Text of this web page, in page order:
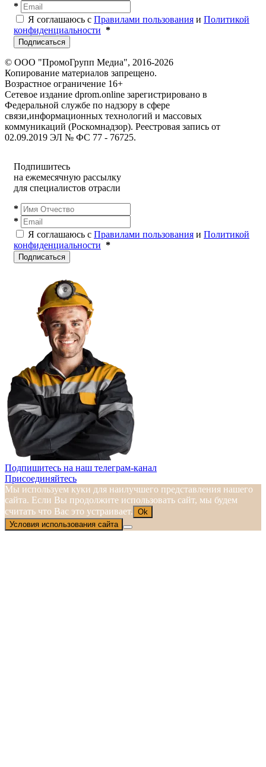
*
Я соглашаюсь с Правилами пользования и Политикой
конфиденциальности *
Подписаться
© ООО "ПромоГрупп Медиа", 2016-2026
Копирование материалов запрещено.
Возрастное ограничение 16+
Сетевое издание dprom.online зарегистрировано в
Федеральной службе по надзору в сфере
связи,информационных технологий и массовых
коммуникаций (Роскомнадзор). Реестровая запись от
02.09.2019 ЭЛ № ФС 77 - 76725.
Подпишитесь
на ежемесячную рассылку
для специалистов отрасли
*
*
Я соглашаюсь с Правилами пользования и Политикой
конфиденциальности *
Подписаться
Подпишитесь на наш телеграм-канал
Присоединяйтесь
Мы используем куки для наилучшего представления нашего
сайта. Если Вы продолжите использовать сайт, мы будем
считать что Вас это устраивает. Ok
Условия использования сайта